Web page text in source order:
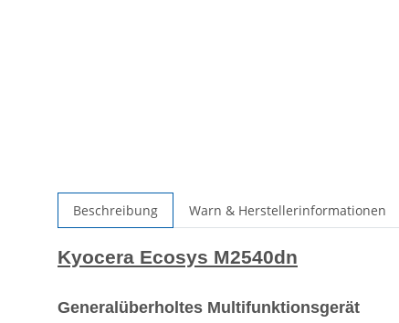
Beschreibung Warn & Herstellerinformationen
Kyocera Ecosys M2540dn
Generalüberholtes Multifunktionsgerät